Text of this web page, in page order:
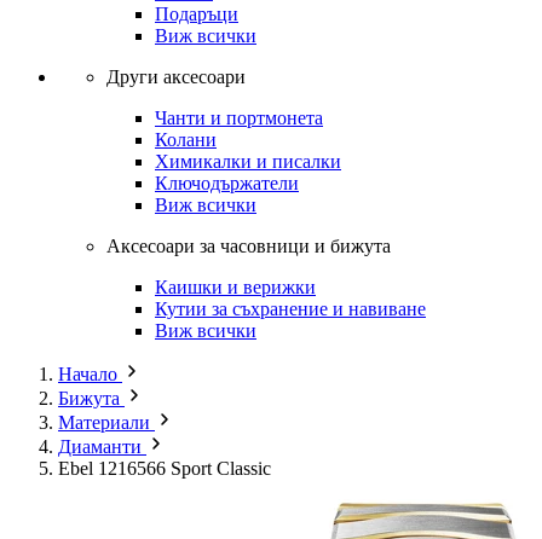
Подаръци
Виж всички
Други аксесоари
Чанти и портмонета
Колани
Химикалки и писалки
Ключодържатели
Виж всички
Аксесоари за часовници и бижута
Каишки и верижки
Кутии за съхранение и навиване
Виж всички
Начало
Бижута
Материали
Диаманти
Ebel 1216566 Sport Classic